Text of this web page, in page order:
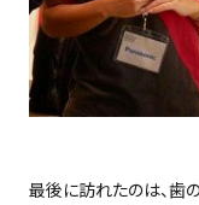
最後に訪れたのは、歯